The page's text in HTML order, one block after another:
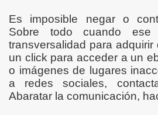
Es imposible negar o
Sobre todo cuando ese
transversalidad para adquirir
un click para acceder a un
o imágenes de lugares
a redes sociales,
Abaratar la comunicación,